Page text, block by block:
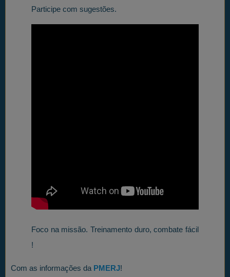
Participe com sugestões.
Foco na missão. Treinamento duro, combate fácil
!
Com as informações da PMERJ!